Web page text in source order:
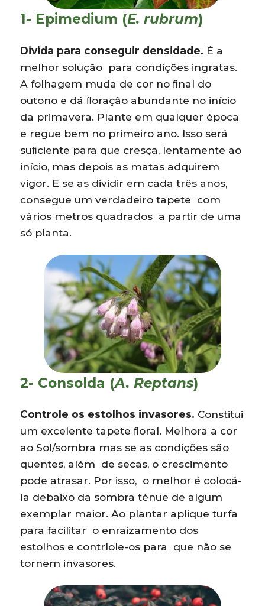
1- Epimedium (E. rubrum)
Divida para conseguir densidade. É a
melhor solução para condições ingratas.
A folhagem muda de cor no ﬁnal do
outono e dá ﬂoração abundante no início
da primavera. Plante em qualquer época
e regue bem no primeiro ano. Isso será
suﬁciente para que cresça, lentamente ao
início, mas depois as matas adquirem
vigor. E se as dividir em cada três anos,
consegue um verdadeiro tapete com
vários metros quadrados a partir de uma
só planta.
2- Consolda (A. Reptans)
Controle os estolhos invasores. Constitui
um excelente tapete ﬂoral. Melhora a cor
ao Sol/sombra mas se as condições são
quentes, além de secas, o crescimento
pode atrasar. Por isso, o melhor é colocá-
la debaixo da sombra ténue de algum
exemplar maior. Ao plantar aplique turfa
para facilitar o enraizamento dos
estolhos e contrlole-os para que não se
tornem invasores.